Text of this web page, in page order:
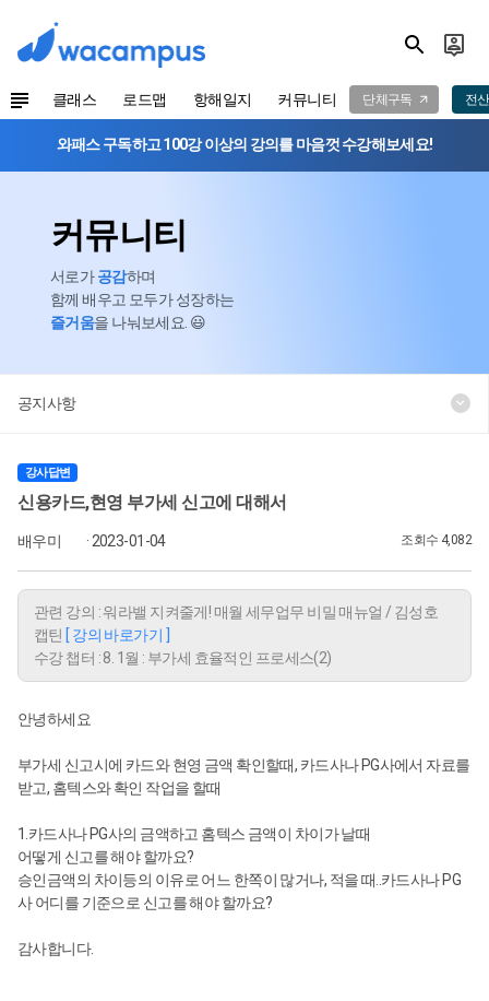
클래스 로드맵 항해일지 커뮤니티 단체구독 전
와패스 구독하고 100강 이상의 강의를 마음껏 수강해보세요!
커뮤니티
서로가공감하며
함께 배우고 모두가 성장하는
즐거움을 나눠보세요. 😃
공지사항
강사답변
신용카드,현영 부가세 신고에 대해서
배우미 · 2023-01-04 조회수 4,082
관련 강의 : 워라밸 지켜줄게! 매월 세무업무 비밀 매뉴얼 / 김성호
캡틴 [ 강의 바로가기 ]
수강 챕터 : 8. 1월 : 부가세 효율적인 프로세스(2)
안녕하세요
부가세 신고시에 카드와 현영 금액 확인할때, 카드사나 PG사에서 자료를
받고, 홈텍스와 확인 작업을 할때
1.카드사나 PG사의 금액하고 홈텍스 금액이 차이가 날때
어떻게 신고를 해야 할까요?
승인금액의 차이등의 이유로 어느 한쪽이 많거나, 적을 때..카드사나 PG
사 어디를 기준으로 신고를 해야 할까요?
감사합니다.